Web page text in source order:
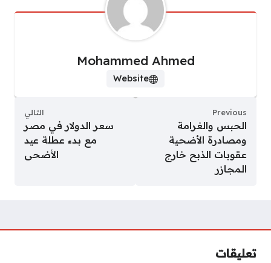
Mohammed Ahmed
Website
Previous
الحبس والغرامة
ومصادرة الأضحية
عقوبات الذبح خارج
المجازر
التالي
سعر الدولار في مصر
مع بدء عطلة عيد
الأضحى
تعليقات